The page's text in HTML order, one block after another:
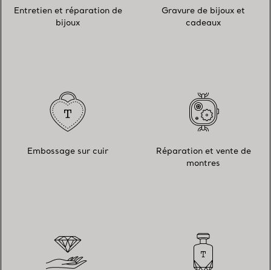
Entretien et réparation de
bijoux
Gravure de bijoux et
cadeaux
Embossage sur cuir
Réparation et vente de
montres